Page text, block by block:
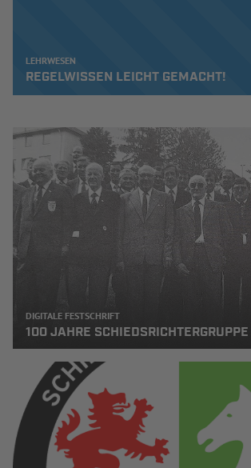
LEHRWESEN
REGELWISSEN LEICHT GEMACHT!
DIGITALE FESTSCHRIFT
100 JAHRE